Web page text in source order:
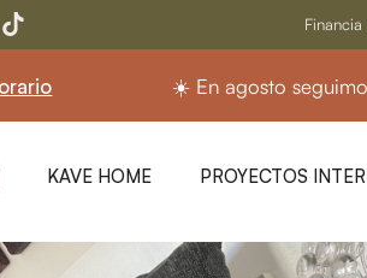
TikTok
☀️ En agosto seguimos
KAVE HOME PROYECTOS